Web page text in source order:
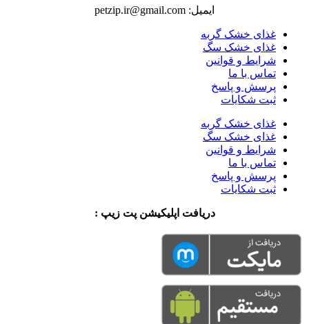
ایمیل: petzip.ir@gmail.com
غذای خشک گربه
غذای خشک سگ
شرایط و قوانین
تماس با ما
پرسش و پاسخ
ثبت شکایات
غذای خشک گربه
غذای خشک سگ
شرایط و قوانین
تماس با ما
پرسش و پاسخ
ثبت شکایات
دریافت اپلیکیشن پت زیپ :